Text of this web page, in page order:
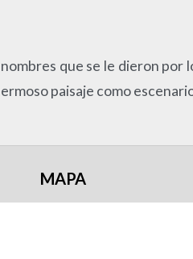
que se le dieron por
paisaje como
MAPA